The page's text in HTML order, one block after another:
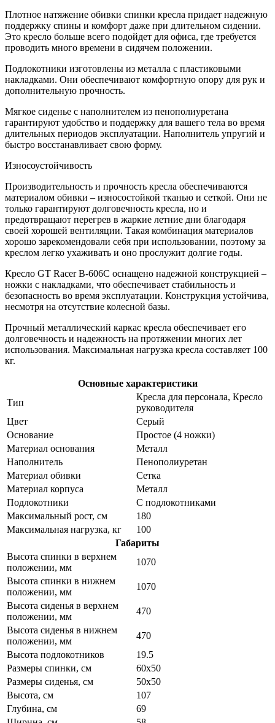
Плотное натяжение обивки спинки кресла придает надежную
поддержку спины и комфорт даже при длительном сидении.
Это кресло больше всего подойдет для офиса, где требуется
проводить много времени в сидячем положении.
Подлокотники изготовлены из металла с пластиковыми
накладками. Они обеспечивают комфортную опору для рук и
дополнительную прочность.
Мягкое сиденье с наполнителем из пенополиуретана
гарантируют удобство и поддержку для вашего тела во время
длительных периодов эксплуатации. Наполнитель упругий и
быстро восстанавливает свою форму.
Износоустойчивость
Производительность и прочность кресла обеспечиваются
материалом обивки – износостойкой тканью и сеткой. Они не
только гарантируют долговечность кресла, но и
предотвращают перегрев в жаркие летние дни благодаря
своей хорошей вентиляции. Такая комбинация материалов
хорошо зарекомендовали себя при использовании, поэтому за
креслом легко ухаживать и оно прослужит долгие годы.
Кресло GT Racer B-606C оснащено надежной конструкцией –
ножки с накладками, что обеспечивает стабильность и
безопасность во время эксплуатации. Конструкция устойчива,
несмотря на отсутствие колесной базы.
Прочный металлический каркас кресла обеспечивает его
долговечность и надежность на протяжении многих лет
использования. Максимальная нагрузка кресла составляет 100
кг.
Основные характеристики
Тип
Кресла для персонала, Кресло
руководителя
Цвет
Серый
Основание
Простое (4 ножки)
Материал основания
Металл
Наполнитель
Пенополиуретан
Материал обивки
Сетка
Материал корпуса
Металл
Подлокотники
С подлокотниками
Максимальный рост, см
180
Максимальная нагрузка, кг
100
Габариты
Высота спинки в верхнем
положении, мм
1070
Высота спинки в нижнем
положении, мм
1070
Высота сиденья в верхнем
положении, мм
470
Высота сиденья в нижнем
положении, мм
470
Высота подлокотников
19.5
Размеры спинки, см
60х50
Размеры сиденья, см
50х50
Высота, см
107
Глубина, см
69